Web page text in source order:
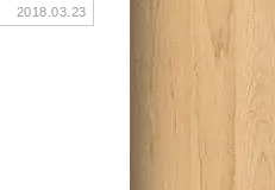
2018.03.23